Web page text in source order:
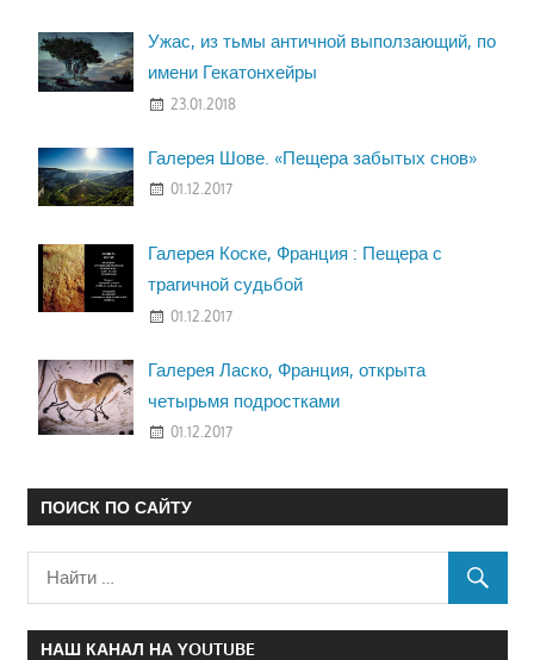
Ужас, из тьмы античной выползающий, по
имени Гекатонхейры
23.01.2018
Галерея Шове. «Пещера забытых снов»
01.12.2017
Галерея Коске, Франция : Пещера с
трагичной судьбой
01.12.2017
Галерея Ласко, Франция, открыта
четырьмя подростками
01.12.2017
ПОИСК ПО САЙТУ
НАШ КАНАЛ НА YOUTUBE